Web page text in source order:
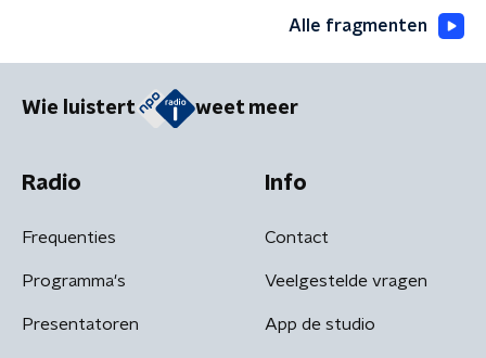
Alle fragmenten
Wie luistert weet meer
Radio
Frequenties
Programma's
Presentatoren
Info
Contact
Veelgestelde vragen
App de studio